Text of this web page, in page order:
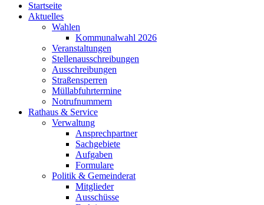
Startseite
Aktuelles
Wahlen
Kommunalwahl 2026
Veranstaltungen
Stellenausschreibungen
Ausschreibungen
Straßensperren
Müllabfuhrtermine
Notrufnummern
Rathaus & Service
Verwaltung
Ansprechpartner
Sachgebiete
Aufgaben
Formulare
Politik & Gemeinderat
Mitglieder
Ausschüsse